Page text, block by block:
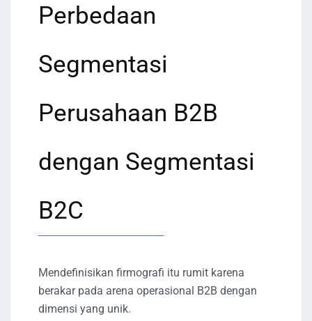
Perbedaan
Segmentasi
Perusahaan B2B
dengan Segmentasi
B2C
Mendefinisikan firmografi itu rumit karena
berakar pada arena operasional B2B dengan
dimensi yang unik.